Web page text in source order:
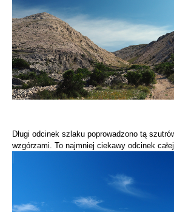
Długi odcinek szlaku poprowadzono tą
wzgórzami. To najmniej ciekawy odcinek